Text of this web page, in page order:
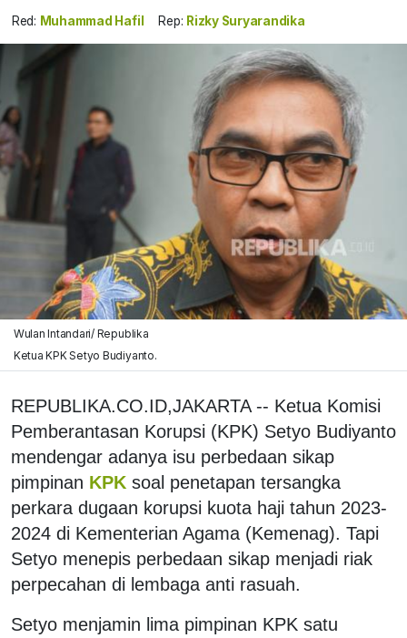
Red: Muhammad Hafil Rep: Rizky Suryarandika
Wulan Intandari/ Republika
Ketua KPK Setyo Budiyanto.
REPUBLIKA.CO.ID,JAKARTA -- Ketua Komisi
Pemberantasan Korupsi (KPK) Setyo Budiyanto
mendengar adanya isu perbedaan sikap
pimpinan KPK soal penetapan tersangka
perkara dugaan korupsi kuota haji tahun 2023-
2024 di Kementerian Agama (Kemenag). Tapi
Setyo menepis perbedaan sikap menjadi riak
perpecahan di lembaga anti rasuah.
Setyo menjamin lima pimpinan KPK satu